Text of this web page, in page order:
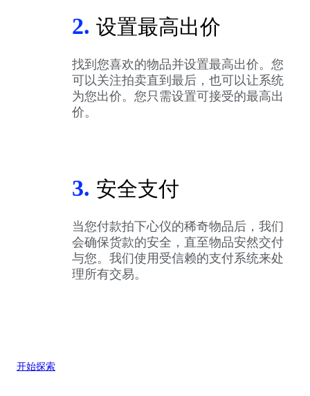
2. 设置最高出价
找到您喜欢的物品并设置最高出价。您
可以关注拍卖直到最后，也可以让系统
为您出价。您只需设置可接受的最高出
价。
3. 安全支付
当您付款拍下心仪的稀奇物品后，我们
会确保货款的安全，直至物品安然交付
与您。我们使用受信赖的支付系统来处
理所有交易。
开始探索